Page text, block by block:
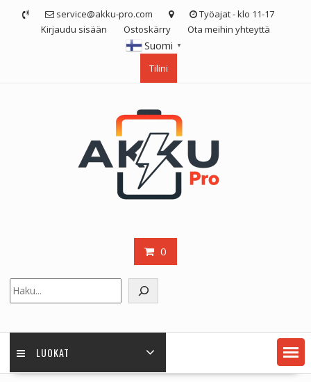
service@akku-pro.com
Työajat - klo 11-17
Kirjaudu sisään
Ostoskärry Ota meihin yhteyttä
Suomi ▼
Tilini
0
LUOKAT